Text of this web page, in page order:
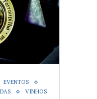
EVENTOS
VINHOS